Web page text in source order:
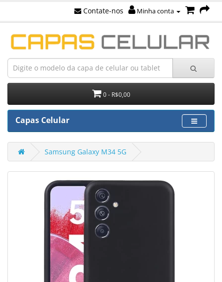
Contate-nos Minha conta
0 - R$0,00
Capas Celular
Samsung Galaxy M34 5G